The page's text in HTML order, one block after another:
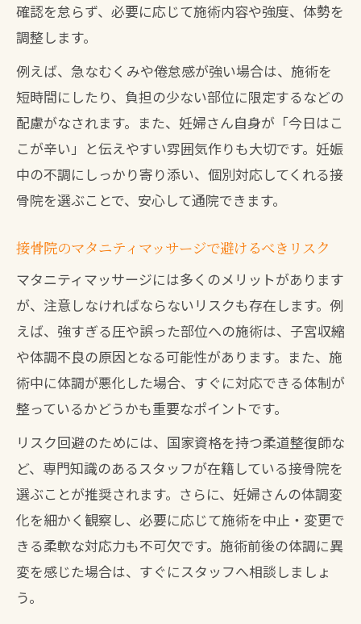
確認を怠らず、必要に応じて施術内容や強度、体勢を
調整します。
例えば、急なむくみや倦怠感が強い場合は、施術を
短時間にしたり、負担の少ない部位に限定するなどの
配慮がなされます。また、妊婦さん自身が「今日はこ
こが辛い」と伝えやすい雰囲気作りも大切です。妊娠
中の不調にしっかり寄り添い、個別対応してくれる接
骨院を選ぶことで、安心して通院できます。
接骨院のマタニティマッサージで避けるべきリスク
マタニティマッサージには多くのメリットがあります
が、注意しなければならないリスクも存在します。例
えば、強すぎる圧や誤った部位への施術は、子宮収縮
や体調不良の原因となる可能性があります。また、施
術中に体調が悪化した場合、すぐに対応できる体制が
整っているかどうかも重要なポイントです。
リスク回避のためには、国家資格を持つ柔道整復師な
ど、専門知識のあるスタッフが在籍している接骨院を
選ぶことが推奨されます。さらに、妊婦さんの体調変
化を細かく観察し、必要に応じて施術を中止・変更で
きる柔軟な対応力も不可欠です。施術前後の体調に異
変を感じた場合は、すぐにスタッフへ相談しましょ
う。